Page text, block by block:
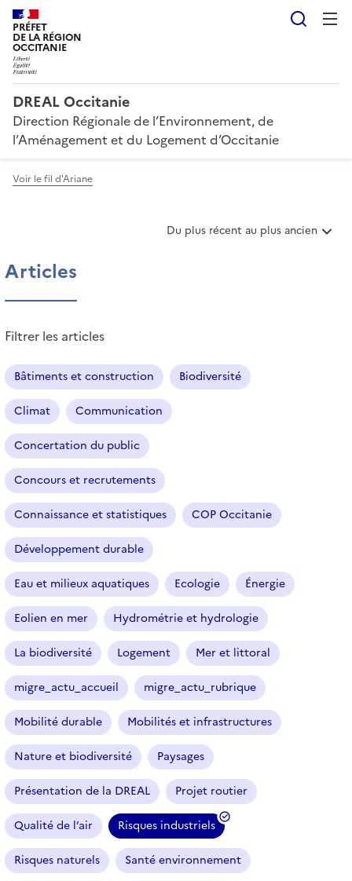
PRÉFET
DE LA RÉGION
OCCITANIE
DREAL Occitanie
Direction Régionale de l’Environnement, de
l’Aménagement et du Logement d’Occitanie
Voir le fil d'Ariane
T
i
c
Du plus récent au plus ancien
Articles
Filtrer les articles
Bâtiments et construction Biodiversité
Climat Communication
Concertation du public
Concours et recrutements
Connaissance et statistiques COP Occitanie
Développement durable
Eau et milieux aquatiques Ecologie Énergie
Eolien en mer Hydrométrie et hydrologie
La biodiversité Logement Mer et littoral
migre_actu_accueil migre_actu_rubrique
Mobilité durable Mobilités et infrastructures
Nature et biodiversité Paysages
Présentation de la DREAL Projet routier
Qualité de l’air Risques industriels
(
f
i
Risques naturels Santé environnement